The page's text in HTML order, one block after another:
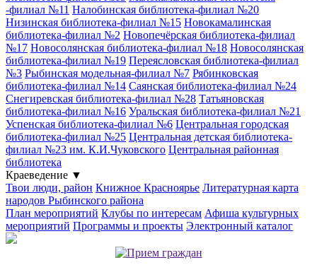
-филиал №11 Налобинская библиотека-филиал №20
Низинская библиотека-филиал №15 Новокамалинская
библиотека-филиал №2 Новопечёрская библиотека-филиал
№17 Новосолянская библиотека-филиал №18 Новосолянская
библиотека-филиал №19 Переясловская библиотека-филиал
№3 Рыбинская модельная-филиал №7 Рябинковская
библиотека-филиал №14 Саянская библиотека-филиал №24
Снегиревская библиотека-филиал №28 Татьяновская
библиотека-филиал №16 Уральская библиотека-филиал №21
Успенская библиотека-филиал №6 Центральная городская
библиотека-филиал №25 Центральная детская библиотека-
филиал №23 им. К.И.Чуковского Центральная районная
библиотека
Краеведение ▼
Твои люди, район Книжное Красноярье Литературная карта
народов Рыбинского района
План мероприятий Клубы по интересам Афиша культурных
мероприятий Программы и проекты Электронный каталог